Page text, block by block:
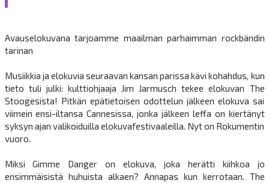
Avauselokuvana tarjoamme maailman parhaimman rockbändin
tarinan
Musiikkia ja elokuvia seuraavan kansan parissa kävi kohahdus, kun
tieto tuli julki: kulttiohjaaja Jim Jarmusch tekee elokuvan The
Stoogesista! Pitkän epätietoisen odottelun jälkeen elokuva sai
viimein ensi-iltansa Cannesissa, jonka jälkeen leffa on kiertänyt
syksyn ajan valikoiduilla elokuvafestivaaleilla. Nyt on Rokumentin
vuoro.
Miksi Gimme Danger on elokuva, joka herätti kiihkoa jo
ensimmäisistä huhuista alkaen? Annapas kun kerrotaan. The